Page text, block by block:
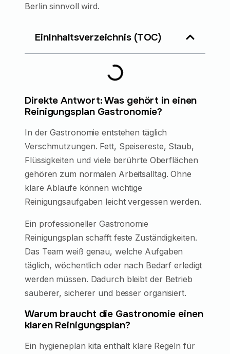
Berlin sinnvoll wird.
EinInhaltsverzeichnis (TOC)
Direkte Antwort: Was gehört in einen
Reinigungsplan Gastronomie?
In der Gastronomie entstehen täglich
Verschmutzungen. Fett, Speisereste, Staub,
Flüssigkeiten und viele berührte Oberflächen
gehören zum normalen Arbeitsalltag. Ohne
klare Abläufe können wichtige
Reinigungsaufgaben leicht vergessen werden.
Ein professioneller Gastronomie
Reinigungsplan schafft feste Zuständigkeiten.
Das Team weiß genau, welche Aufgaben
täglich, wöchentlich oder nach Bedarf erledigt
werden müssen. Dadurch bleibt der Betrieb
sauberer, sicherer und besser organisiert.
Warum braucht die Gastronomie einen
klaren Reinigungsplan?
Ein hygieneplan kita enthält klare Regeln für